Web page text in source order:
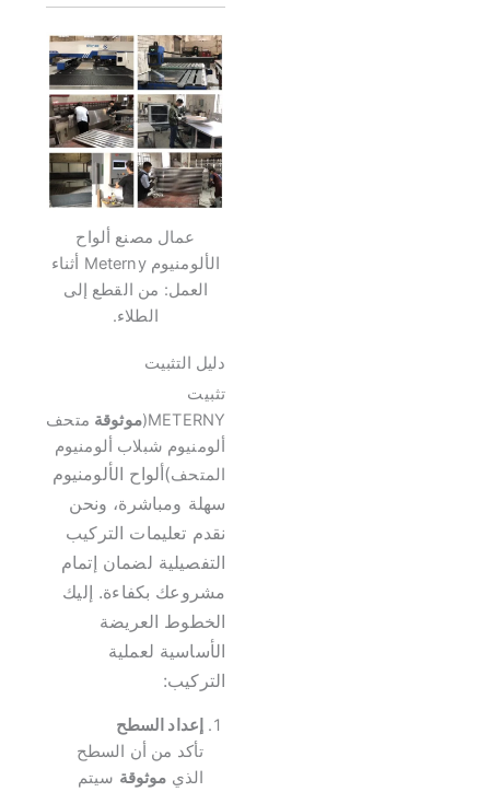
عمال مصنع ألواح
الألومنيوم Meterny أثناء
العمل: من القطع إلى
الطلاء.
دليل التثبيت
تثبيت
METERNY( موثوقة متحف
ألومنيوم شبلاب ألومنيوم
المتحف)ألواح الألومنيوم
سهلة ومباشرة، ونحن
نقدم تعليمات التركيب
التفصيلية لضمان إتمام
مشروعك بكفاءة. إليك
الخطوط العريضة
الأساسية لعملية
التركيب:
إعداد السطح
تأكد من أن السطح
الذي موثوقة سيتم